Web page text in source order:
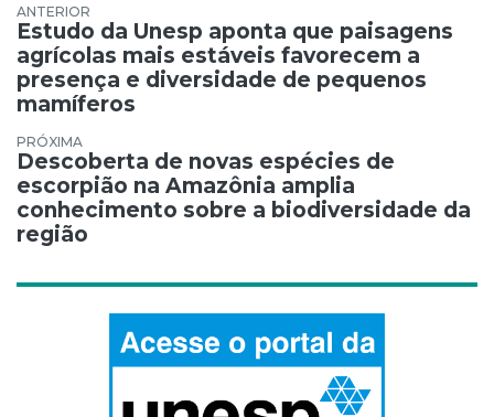
Navegação de Post
Estudo da Unesp aponta que paisagens
agrícolas mais estáveis favorecem a
presença e diversidade de pequenos
mamíferos
Descoberta de novas espécies de
escorpião na Amazônia amplia
conhecimento sobre a biodiversidade da
região